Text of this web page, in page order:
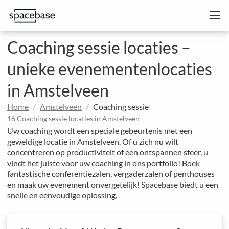
Coaching sessie locaties –
unieke evenementenlocaties
in Amstelveen
Home Amstelveen Coaching sessie
16 Coaching sessie locaties in Amstelveen
Uw coaching wordt een speciale gebeurtenis met een
geweldige locatie in Amstelveen. Of u zich nu wilt
concentreren op productiviteit of een ontspannen sfeer, u
vindt het juiste voor uw coaching in ons portfolio! Boek
fantastische conferentiezalen, vergaderzalen of penthouses
en maak uw evenement onvergetelijk! Spacebase biedt u een
snelle en eenvoudige oplossing.